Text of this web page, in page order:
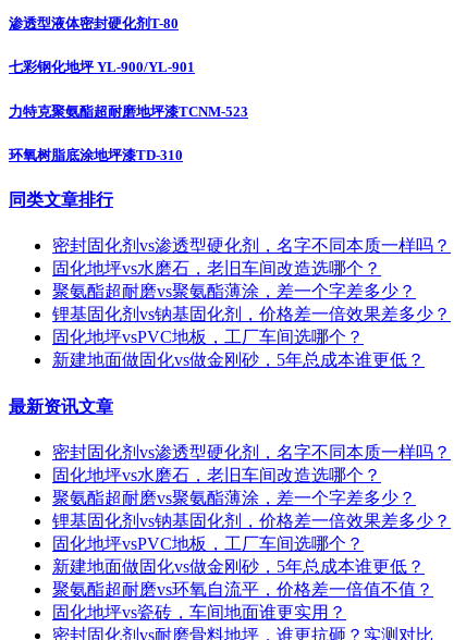
渗透型液体密封硬化剂T-80
七彩钢化地坪 YL-900/YL-901
力特克聚氨酯超耐磨地坪漆TCNM-523
环氧树脂底涂地坪漆TD-310
同类文章排行
密封固化剂vs渗透型硬化剂，名字不同本质一样吗？
固化地坪vs水磨石，老旧车间改造选哪个？
聚氨酯超耐磨vs聚氨酯薄涂，差一个字差多少？
锂基固化剂vs钠基固化剂，价格差一倍效果差多少？
固化地坪vsPVC地板，工厂车间选哪个？
新建地面做固化vs做金刚砂，5年总成本谁更低？
最新资讯文章
密封固化剂vs渗透型硬化剂，名字不同本质一样吗？
固化地坪vs水磨石，老旧车间改造选哪个？
聚氨酯超耐磨vs聚氨酯薄涂，差一个字差多少？
锂基固化剂vs钠基固化剂，价格差一倍效果差多少？
固化地坪vsPVC地板，工厂车间选哪个？
新建地面做固化vs做金刚砂，5年总成本谁更低？
聚氨酯超耐磨vs环氧自流平，价格差一倍值不值？
固化地坪vs瓷砖，车间地面谁更实用？
密封固化剂vs耐磨骨料地坪，谁更抗砸？实测对比